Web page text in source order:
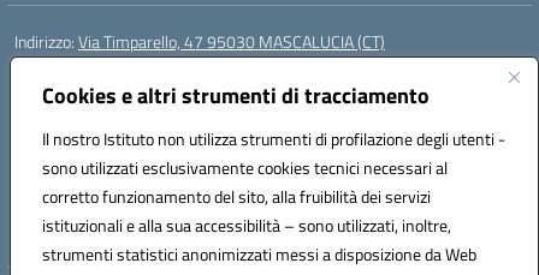
Cookies e altri strumenti di tracciamento
Il nostro Istituto non utilizza strumenti di profilazione degli utenti -
sono utilizzati esclusivamente cookies tecnici necessari al
corretto funzionamento del sito, alla fruibilità dei servizi
istituzionali e alla sua accessibilità – sono utilizzati, inoltre,
strumenti statistici anonimizzati messi a disposizione da Web
Indirizzo:Via Timparello, 47 95030 MASCALUCIA (CT)
Centralino:
Posta elettronica certificata (PEC):ctic8bc002@pec.istruzione.it
Codice fiscale: 93238350875
Codice meccanografico:ctic8bc002
Codice Indice delle Pubbliche Amministrazioni (IPA): istsc_ctic8bc002
Codice unico di fatturazione (CUF): 2PO2JW